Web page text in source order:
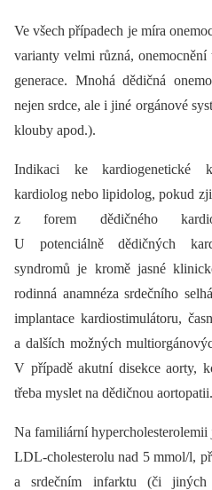
Ve všech případech je míra
varianty velmi různá,
generace. Mnohá dědičná
nejen srdce, ale i jiné orgánové
klouby apod.).
Indikaci ke kardiogenetické
kardiolog nebo lipidolog, pokud
z forem dědičného
U potenciálně dědičných
syndromů je kromě jasné
rodinná anamnéza srdečního
implantace kardio­stimulátoru,
a dalších možných
V případě akutní disekce aorty,
třeba myslet na dědičnou aortopatii.
Na familiární
LDL-cholesterolu nad 5 mmol/l,
a srdečním infarktu (či jiných